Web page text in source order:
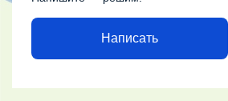
Написать